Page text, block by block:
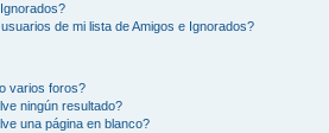
de mi lista de Amigos e Ignorados?
varios foros?
ningún resultado?
una página en blanco?